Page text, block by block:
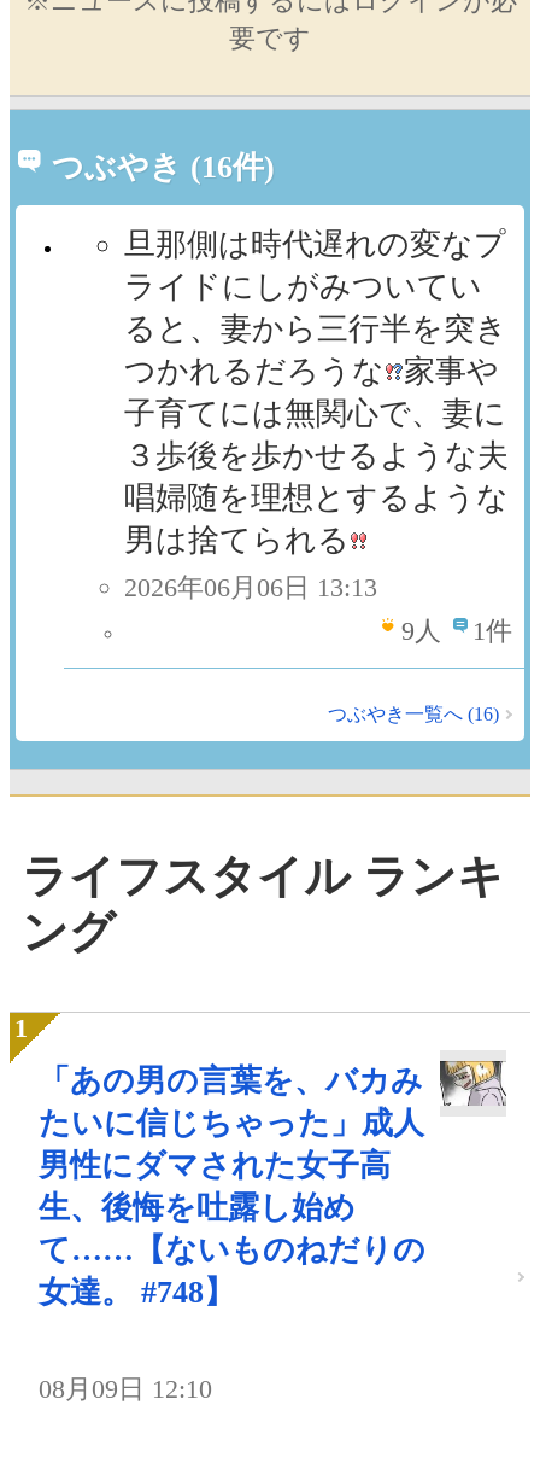
要です
つぶやき (16件)
旦那側は時代遅れの変なプ
ライドにしがみついてい
ると、妻から三行半を突き
つかれるだろうな
家事や
子育てには無関心で、妻に
３歩後を歩かせるような夫
唱婦随を理想とするような
男は捨てられる
2026年06月06日 13:13
9人 1件
つぶやき一覧へ (16)
ライフスタイル ランキ
ング
「あの男の言葉を、バカみ
たいに信じちゃった」成人
男性にダマされた女子高
生、後悔を吐露し始め
て……【ないものねだりの
女達。 #748】
08月09日 12:10